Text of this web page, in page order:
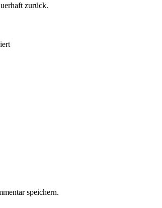
zurück.
speichern.